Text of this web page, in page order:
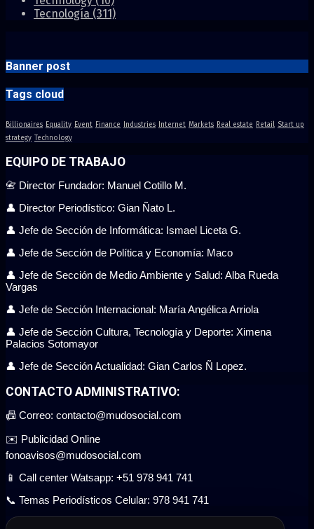
Tecnología (311)
Banner post
Tags cloud
Billionaires Equality Event Finance Industries Internet Markets Real estate Retail Start up
strategy Technology
EQUIPO DE TRABAJO
📇 Director Fundador: Manuel Cotillo M.
👤 Director Periodístico: Gian Ñato L.
👤 Jefe de Sección de Informática: Ismael Liceta G.
👤 Jefe de Sección de Política y Economía: Maco
👤 Jefe de Sección de Medio Ambiente y Salud: Alba Rueda
Vargas
👤 Jefe de Sección Internacional: María Angélica Arriola
👤 Jefe de Sección Cultura, Tecnología y Deporte: Ximena
Palacios Sotomayor
👤 Jefe de Sección Actualidad: Gian Carlos Ñ Lopez.
CONTACTO ADMINISTRATIVO:
📠 Correo: contacto@mudosocial.com
✉️ Publicidad Online
fonoavisos@mudosocial.com
📱 Call center Watsapp: +51 978 941 741
📞 Temas Periodísticos Celular: 978 941 741